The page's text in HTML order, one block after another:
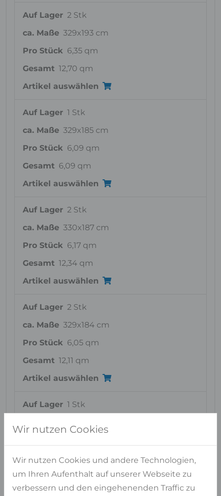
Auf Lager 2 Stk
ca. Maße 329x193 cm
Pro Stück 6,35 qm
Gesamt 12,70 qm
Artikel auswählen
Auf Lager 1 Stk
ca. Maße 329x185 cm
Pro Stück 6,09 qm
Gesamt 6,09 qm
Artikel auswählen
Auf Lager 2 Stk
ca. Maße 330x187 cm
Pro Stück 6,17 qm
Gesamt 12,34 qm
Artikel auswählen
Auf Lager 2 Stk
ca. Maße 329x184 cm
Pro Stück 6,05 qm
Gesamt 12,11 qm
Artikel auswählen
Auf Lager 1 Stk
Gesamt 5,91 qm
Artikel auswählen
Wir nutzen Cookies
Wir nutzen Cookies und andere Technologien,
um Ihren Aufenthalt auf unserer Webseite zu
verbessern und den eingehenenden Traffic zu